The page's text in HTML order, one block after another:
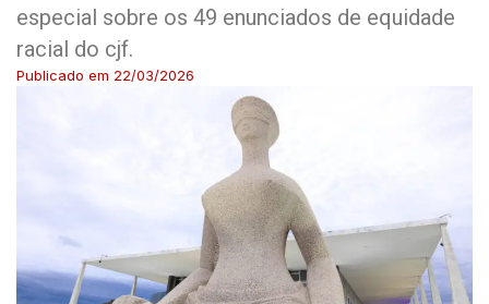
especial sobre os 49 enunciados de equidade
racial do cjf.
Publicado em 22/03/2026